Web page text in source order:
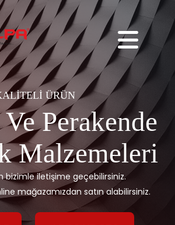
ÜRÜN
Perakende
Malzemeleri
bizimle iletişime geçebilirsiniz.
mağazamızdan satın alabilirsiniz.